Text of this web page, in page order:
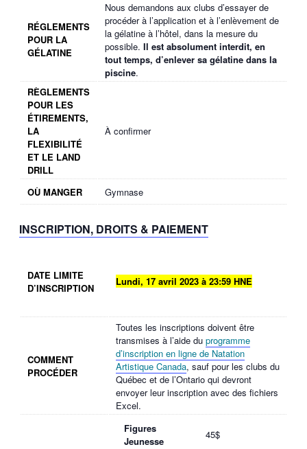
RÉGLEMENTS
POUR LA
GÉLATINE
Nous demandons aux clubs d’essayer de
procéder à l’application et à l’enlèvement de
la gélatine à l’hôtel, dans la mesure du
possible. Il est absolument interdit, en
tout temps, d’enlever sa gélatine dans la
piscine.
RÈGLEMENTS
POUR LES
ÉTIREMENTS,
LA
FLEXIBILITÉ
ET LE LAND
DRILL
À confirmer
OÙ MANGER Gymnase
INSCRIPTION, DROITS & PAIEMENT
DATE LIMITE
D’INSCRIPTION
Lundi, 17 avril 2023 à 23:59 HNE
COMMENT
PROCÉDER
Toutes les inscriptions doivent être
transmises à l’aide du programme
d’inscription en ligne de Natation
Artistique Canada, sauf pour les clubs du
Québec et de l’Ontario qui devront
envoyer leur inscription avec des fichiers
Excel.
Figures
Jeunesse
45$